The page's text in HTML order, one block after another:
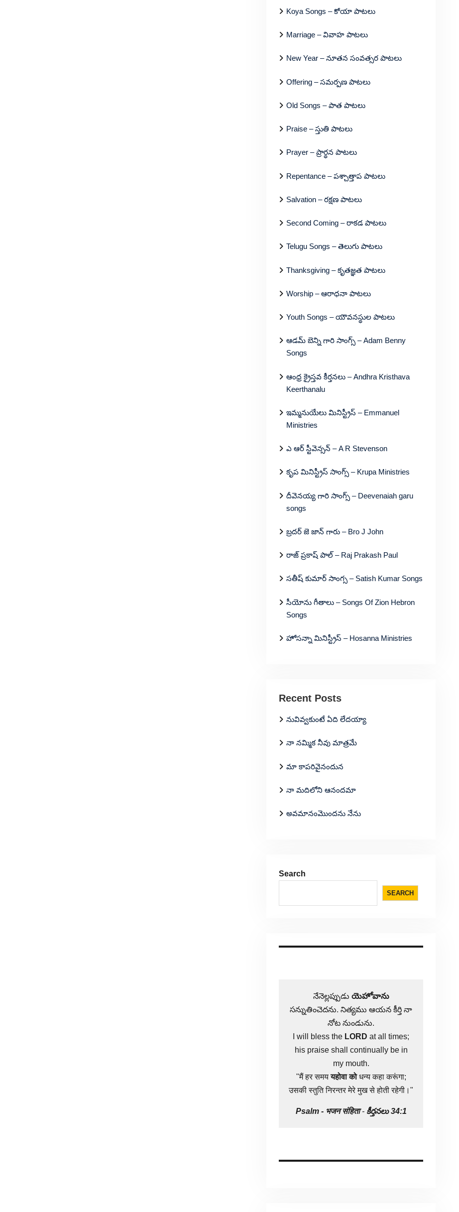
Koya Songs – కోయా పాటలు
Marriage – వివాహ పాటలు
New Year – నూతన సంవత్సర పాటలు
Offering – సమర్పణ పాటలు
Old Songs – పాత పాటలు
Praise – స్తుతి పాటలు
Prayer – ప్రార్థన పాటలు
Repentance – పశ్చాత్తాప పాటలు
Salvation – రక్షణ పాటలు
Second Coming – రాకడ పాటలు
Telugu Songs – తెలుగు పాటలు
Thanksgiving – కృతజ్ఞత పాటలు
Worship – ఆరాధనా పాటలు
Youth Songs – యౌవనస్థుల పాటలు
ఆడమ్ బెన్ని గారి సాంగ్స్ – Adam Benny
Songs
ఆంధ్ర క్రైస్తవ కీర్తనలు – Andhra Kristhava
Keerthanalu
ఇమ్మనుయేలు మినిస్ట్రీస్ – Emmanuel
Ministries
ఎ ఆర్ స్టీవెన్సన్ – A R Stevenson
కృప మినిస్ట్రీస్ సాంగ్స్ – Krupa Ministries
దీవెనయ్య గారి సాంగ్స్ – Deevenaiah garu
songs
బ్రదర్ జె జాన్ గారు – Bro J John
రాజ్ ప్రకాష్ పాల్ – Raj Prakash Paul
సతీష్ కుమార్ సాంగ్స – Satish Kumar Songs
సీయోను గీతాలు – Songs Of Zion Hebron
Songs
హోసన్నా మినిస్ట్రీస్ – Hosanna Ministries
Recent Posts
నువివ్వకుంటే ఏది లేదయ్యా
నా నమ్మిక నీవు మాత్రమే
మా కాపరివైనందున
నా మదిలోని ఆనందమా
అవమానంమొందను నేను
Search
SEARCH
నేనెల్లప్పుడు యెహోవాను
సన్నుతించెదను. నిత్యము ఆయన కీర్తి నా
నోట నుండును.
I will bless the LORD at all times;
his praise shall continually be in
my mouth.
"मैं हर समययहोवा कोधन्य कहा करूंगा;
उसकी स्तुति निरन्तर मेरे मुख से होती रहेगी।"
Psalm - भजन संहिता- కీర్తనలు 34:1